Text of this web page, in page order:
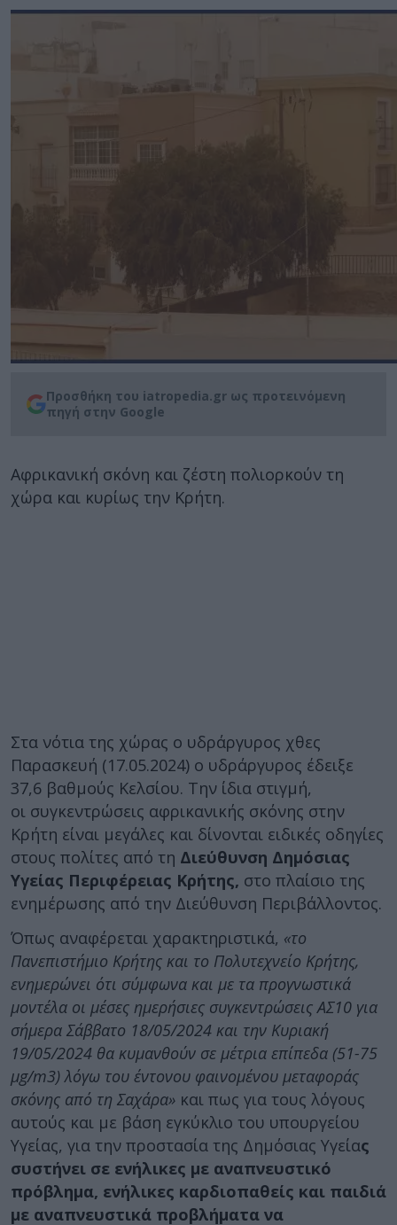
Προσθήκη του iatropedia.gr ως προτεινόμενη
πηγή στην Google
Αφρικανική σκόνη και ζέστη πολιορκούν τη
χώρα και κυρίως την Κρήτη.
Στα νότια της χώρας ο υδράργυρος χθες
Παρασκευή (17.05.2024) ο υδράργυρος έδειξε
37,6 βαθμούς Κελσίου. Την ίδια στιγμή,
οι συγκεντρώσεις αφρικανικής σκόνης στην
Κρήτη είναι μεγάλες και δίνονται ειδικές οδηγίες
στους πολίτες από τη Διεύθυνση Δημόσιας
Υγείας Περιφέρειας Κρήτης, στο πλαίσιο της
ενημέρωσης από την Διεύθυνση Περιβάλλοντος.
Όπως αναφέρεται χαρακτηριστικά, «το
Πανεπιστήμιο Κρήτης και το Πολυτεχνείο Κρήτης,
ενημερώνει ότι σύμφωνα και με τα προγνωστικά
μοντέλα οι μέσες ημερήσιες συγκεντρώσεις ΑΣ10 για
σήμερα Σάββατο 18/05/2024 και την Κυριακή
19/05/2024 θα κυμανθούν σε μέτρια επίπεδα (51-75
μg/m3) λόγω του έντονου φαινομένου μεταφοράς
σκόνης από τη Σαχάρα» και πως για τους λόγους
αυτούς και με βάση εγκύκλιο του υπουργείου
Υγείας, για την προστασία της Δημόσιας Υγείας
συστήνει σε ενήλικες με αναπνευστικό
πρόβλημα, ενήλικες καρδιοπαθείς και παιδιά
με αναπνευστικά προβλήματα να